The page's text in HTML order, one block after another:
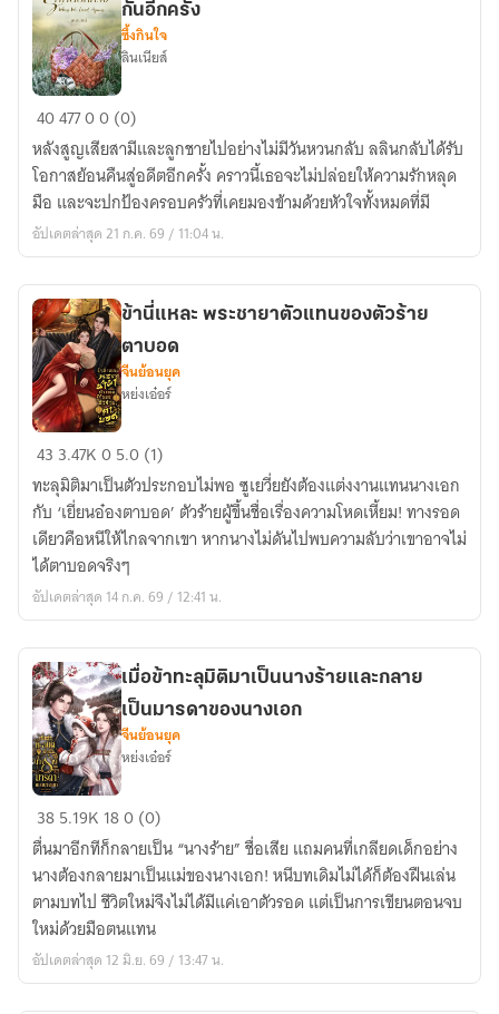
When
We
Loved
Again
ใน
วัน
เรา
รัก
กัน
อีก
ครั้ง
กันอีกครั้ง
ซึ้งกินใจ
ลินเนียส์
4047700 (0)
หลังสูญเสียสามีและลูกชายไปอย่างไม่มีวันหวนกลับ ลลินกลับได้รับ
โอกาสย้อนคืนสู่อดีตอีกครั้ง คราวนี้เธอจะไม่ปล่อยให้ความรักหลุด
มือ และจะปกป้องครอบครัวที่เคยมองข้ามด้วยหัวใจทั้งหมดที่มี
อัปเดตล่าสุด 21 ก.ค. 69 / 11:04 น.
ข้า
แหละ
พระ
ชายา
ตัวแทน
ของ
ร้าย
ตาบอด
ข้านี่แหละ พระชายาตัวแทนของตัวร้าย
ตาบอด
จีนย้อนยุค
หย่งเอ๋อร์
43 3.47K05.0 (1)
ทะลุมิติมาเป็นตัวประกอบไม่พอ ซูเยวี่ยยังต้องแต่งงานแทนนางเอก
กับ ‘เยี่ยนอ๋องตาบอด’ ตัวร้ายผู้ขึ้นชื่อเรื่องความโหดเหี้ยม! ทางรอด
เดียวคือหนีให้ไกลจากเขา หากนางไม่ดันไปพบความลับว่าเขาอาจไม่
ได้ตาบอดจริงๆ
อัปเดตล่าสุด 14 ก.ค. 69 / 12:41 น.
เมื่อ
ข้า
ทะลุ
มิติ
มา
เป็น
นาง
เมื่อข้าทะลุมิติมาเป็นนางร้ายและกลาย
เป็นมารดาของนางเอก
จีนย้อนยุค
หย่งเอ๋อร์
385.19K 180 (0)
ตื่นมาอีกทีก็กลายเป็น “นางร้าย” ชื่อเสีย แถมคนที่เกลียดเด็กอย่าง
นางต้องกลายมาเป็นแม่ของนางเอก! หนีบทเดิมไม่ได้ก็ต้องฝืนเล่น
ตามบทไป ชีวิตใหม่จึงไม่ได้มีแค่เอาตัวรอด แต่เป็นการเขียนตอนจบ
ใหม่ด้วยมือตนแทน
อัปเดตล่าสุด 12 มิ.ย. 69 / 13:47 น.